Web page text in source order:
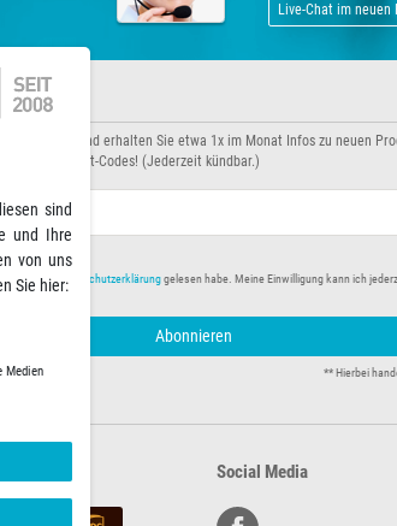
Live-Chat im
Newsletter und erhalten Sie etwa 1x im Monat Infos zu neuen
Rabatt-Codes! (Jederzeit kündbar.)
ich die Daten­schutz­erklärunggelesen habe. Meine Einwilligung kann ich
Abonnieren
** Hierbei
Social Media
sind
und Ihre
von uns
Sie hier:
Medien